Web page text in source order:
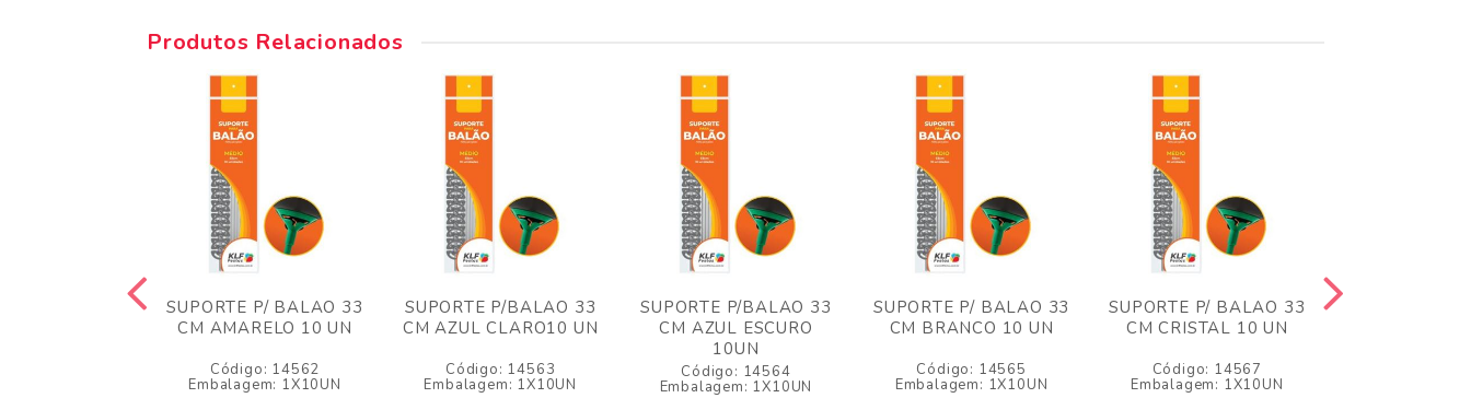
Produtos Relacionados
SUPORTE P/ BALAO 33
CM AMARELO 10 UN
Código: 14562
Embalagem: 1X10UN
SUPORTE P/BALAO 33
CM AZUL CLARO10 UN
Código: 14563
Embalagem: 1X10UN
SUPORTE P/BALAO 33
CM AZUL ESCURO
10UN
Código: 14564
Embalagem: 1X10UN
SUPORTE P/ BALAO 33
CM BRANCO 10 UN
Código: 14565
Embalagem: 1X10UN
SUPORTE P/ BALAO 33
CM CRISTAL 10 UN
Código: 14567
Embalagem: 1X10UN